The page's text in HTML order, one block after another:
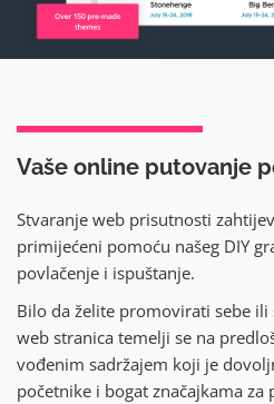
Vaše online putovanje
Stvaranje web prisutnosti
primijećeni pomoću našeg DIY
povlačenje i ispuštanje.
Bilo da želite promovirati sebe
web stranica temelji se na
vođenim sadržajem koji je
početnike i bogat značajkama za